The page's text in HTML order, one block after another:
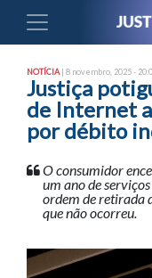
NOTÍCIA | 8 novembro, 2025 -
Justiça
de Internet
por débito
O consumidor
um ano de
ordem de retirada
que não ocorreu.